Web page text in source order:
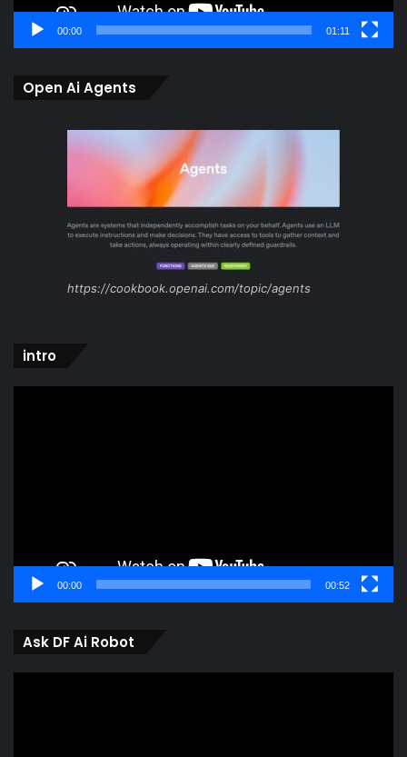
00:00 01:11
Open Ai Agents
https://cookbook.openai.com/topic/agents
intro
00:00 00:52
Ask DF Ai Robot